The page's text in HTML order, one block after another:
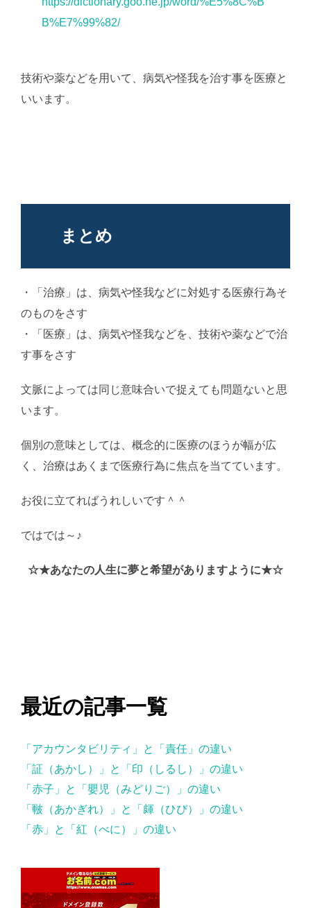
B%E7%99%82/
技術や薬などを用いて、病気や怪我を治す事を医療と
いいます。
まとめ
・「治療」は、病気や怪我などに対処する医療行為そ
のものをさす
・「医療」は、病気や怪我などを、技術や薬などで治
す事をさす
文脈によっては同じ意味合いで捉えても問題ないと思
います。
個別の意味としては、概念的に医療のほうが幅が広
く、治療はあくまで医療行為に焦点を当てています。
お役に立てればうれしいです＾＾
ではでは～♪
☆★あなたの人生に夢と希望がありますように★☆
最近の記事一覧
「アカウンタビリティ」と「責任」の違い
「証（あかし）」と「印（しるし）」の違い
「赤子」と「嬰児（みどりご）」の違い
「皸（あかぎれ）」と「皹（ひび）」の違い
「赤」と「紅（べに）」の違い